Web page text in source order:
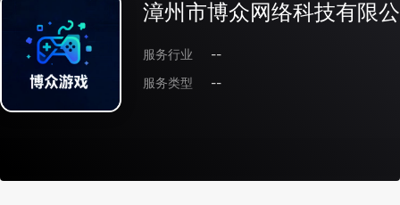
漳州市博众网络科技有限
服务行业
--
服务类型
--